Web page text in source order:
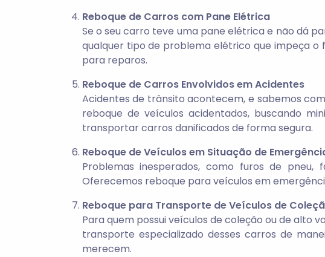
Reboque de Carros com Pane Elétrica
Se o seu carro teve uma pane elétrica e não dá
qualquer tipo de problema elétrico que impeça o
para reparos.
Reboque de Carros Envolvidos em Acidentes
Acidentes de trânsito acontecem, e sabemos
reboque de veículos acidentados, buscando
transportar carros danificados de forma segura.
Reboque de Veículos em Situação de
Problemas inesperados, como furos de
Oferecemos reboque para veículos em
Reboque para Transporte de Veículos de
Para quem possui veículos de coleção ou de alto
transporte especializado desses carros de
merecem.